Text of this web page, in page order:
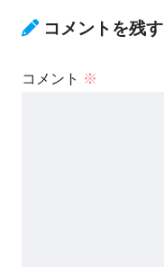
コメントを残す
コメント ※